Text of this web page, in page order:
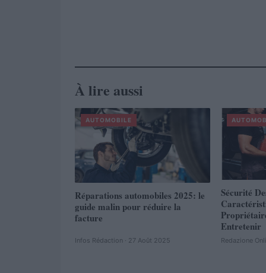
À lire aussi
AUTOMOBILE
Réparations automobiles 2025: le
guide malin pour réduire la
facture
Infos Rédaction · 27 Août 2025
Sécurité
Entretenir
Redazione